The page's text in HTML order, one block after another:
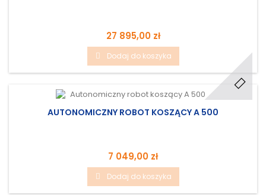
27 895,00 zł
Dodaj do koszyka
AUTONOMICZNY ROBOT KOSZĄCY A 500
7 049,00 zł
Dodaj do koszyka